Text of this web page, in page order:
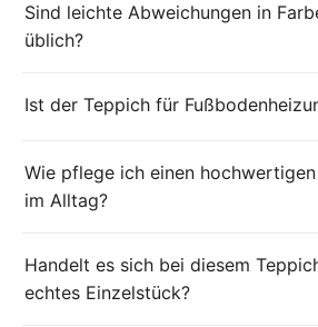
Sind leichte Abweichungen in
üblich?
Ist der Teppich für
Wie pflege ich einen
im Alltag?
Handelt es sich bei diesem
echtes Einzelstück?